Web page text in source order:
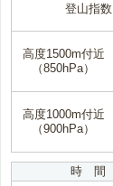
登山指数
高度1500m付近
（850hPa）
高度1000m付近
（900hPa）
時 間